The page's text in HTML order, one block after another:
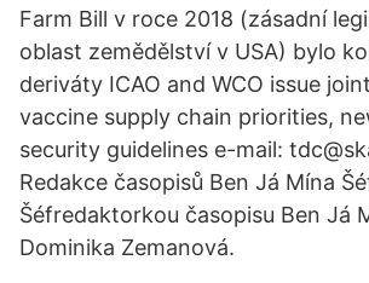
Farm Bill v roce 2018 (zásadní
oblast zemědělství v USA) bylo
deriváty ICAO and WCO issue
vaccine supply chain priorities,
security guidelines e-mail:
Redakce časopisů Ben Já Mína
Šéfredaktorkou časopisu Ben Já
Dominika Zemanová.